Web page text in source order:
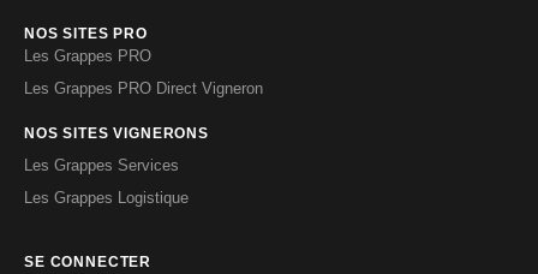
NOS SITES PRO
Les Grappes PRO
Les Grappes PRO Direct Vigneron
NOS SITES VIGNERONS
Les Grappes Services
Les Grappes Logistique
SE CONNECTER